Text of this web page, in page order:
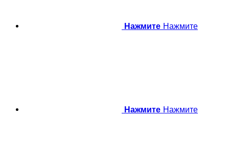
Нажмите Нажмите
Нажмите Нажмите